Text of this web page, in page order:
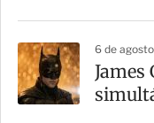
6 de
James